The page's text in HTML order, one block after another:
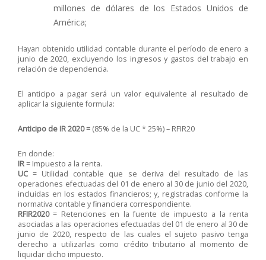
millones de dólares de los Estados Unidos de
América;
Hayan obtenido utilidad contable durante el período de enero a
junio de 2020, excluyendo los ingresos y gastos del trabajo en
relación de dependencia.
El anticipo a pagar será un valor equivalente al resultado de
aplicar la siguiente formula:
Anticipo de IR 2020 = (85% de la UC * 25%) – RFIR20
En donde:
IR= Impuesto a la renta.
UC = Utilidad contable que se deriva del resultado de las
operaciones efectuadas del 01 de enero al 30 de junio del 2020,
incluidas en los estados financieros; y, registradas conforme la
normativa contable y financiera correspondiente.
RFIR2020= Retenciones en la fuente de impuesto a la renta
asociadas a las operaciones efectuadas del 01 de enero al 30 de
junio de 2020, respecto de las cuales el sujeto pasivo tenga
derecho a utilizarlas como crédito tributario al momento de
liquidar dicho impuesto.